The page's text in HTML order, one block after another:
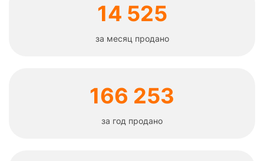
14 525
за месяц продано
166 253
за год продано